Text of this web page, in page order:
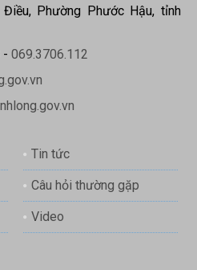
Phường Phước Hậu, tỉnh
- 069.3706.112
Tin tức
Câu hỏi thường gặp
Video